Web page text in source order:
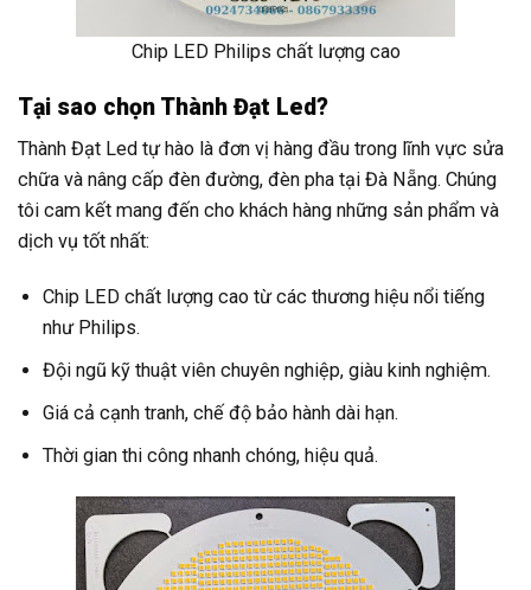
Chip LED Philips chất lượng cao
Tại sao chọn Thành Đạt Led?
Thành Đạt Led tự hào là đơn vị hàng đầu trong lĩnh vực sửa
chữa và nâng cấp đèn đường, đèn pha tại Đà Nẵng. Chúng
tôi cam kết mang đến cho khách hàng những sản phẩm và
dịch vụ tốt nhất:
Chip LED chất lượng cao từ các thương hiệu nổi tiếng
như Philips.
Đội ngũ kỹ thuật viên chuyên nghiệp, giàu kinh nghiệm.
Giá cả cạnh tranh, chế độ bảo hành dài hạn.
Thời gian thi công nhanh chóng, hiệu quả.